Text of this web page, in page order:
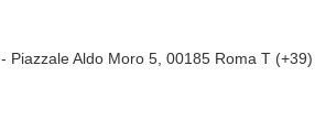
- Piazzale Aldo Moro 5, 00185 Roma T